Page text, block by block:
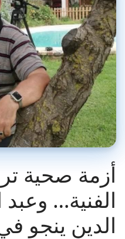
أزمة صحية
الفنية…
الدين ينجو